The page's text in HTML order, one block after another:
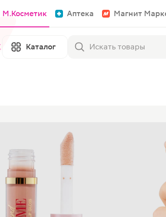
М.Косметик Аптека Магнит
Каталог